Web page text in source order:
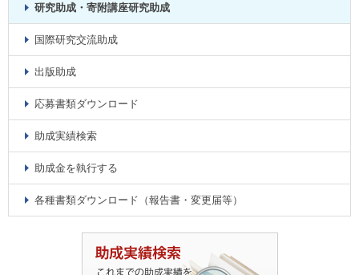
研究助成・寄附講座研究助成
国際研究交流助成
出版助成
応募書類ダウンロード
助成実績検索
助成金を執行する
各種書類ダウンロード（報告書・変更届等）